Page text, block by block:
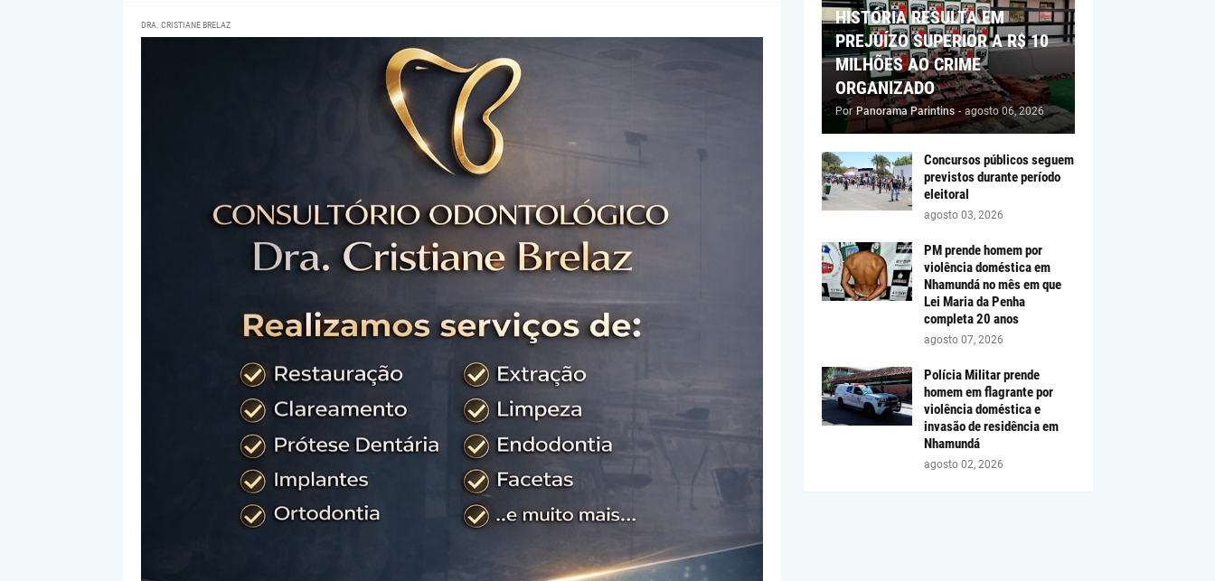
DRA. CRISTIANE BRELAZ
HISTÓRIA RESULTA EM
PREJUÍZO SUPERIOR A R$ 10
MILHÕES AO CRIME
ORGANIZADO
Por Panorama Parintins - agosto 06, 2026
Concursos públicos seguem
previstos durante período
eleitoral
agosto 03, 2026
PM prende homem por
violência doméstica em
Nhamundá no mês em que
Lei Maria da Penha
completa 20 anos
agosto 07, 2026
Polícia Militar prende
homem em flagrante por
violência doméstica e
invasão de residência em
Nhamundá
agosto 02, 2026